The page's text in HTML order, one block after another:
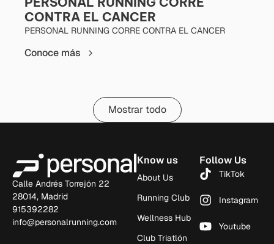
CONTRA EL CANCER
PERSONAL RUNNING CORRE CONTRA EL CANCER
Conoce más
Mostrar todo
Calle Andrés Torrejón 22
28014, Madrid
915392282
info@personalrunning.com
Know us
About Us
Running Club
Wellness Hub
Club Triatlón
Follow Us
TikTok
Instagram
Youtube